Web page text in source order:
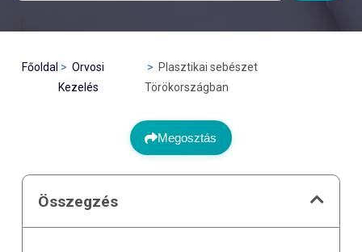
Főoldal
Orvosi
Kezelés
Plasztikai sebészet
Törökországban
Megosztás
Összegzés